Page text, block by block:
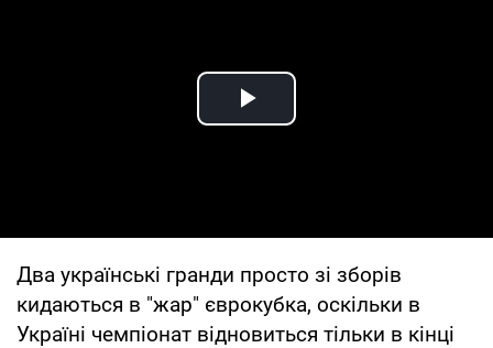
Play Video
Два українські гранди просто зі зборів
кидаються в "жар" єврокубка, оскільки в
Україні чемпіонат відновиться тільки в кінці